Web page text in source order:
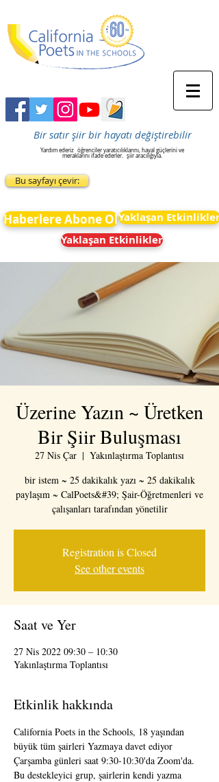
Bir satır şiir bir hayatı değiştirebilir
Yardım ederiz öğrenciler yaratıcılıklarını, hayal güçlerini ve
meraklarını ifade ederler. şiir aracılığıyla.
Bu sayfayı çevir:
Haberlere Abone OlYaklaşan Etkinlikler
Yaklaşan Etkinlikler
Üzerine Yazın ~ Üretken
Bir Şiir Buluşması
27 Nis Çar
  |
Yakınlaştırma Toplantısı
bir istem ~ 25 dakikalık yazı ~ 25 dakikalık
paylaşım ~ CalPoets&#39; Şair-Öğretmenleri ve
çalışanları tarafından yönetilir
Registration is Closed
See other events
Saat ve Yer
27 Nis 2022 09:30 – 10:30
Yakınlaştırma Toplantısı
Etkinlik hakkında
California Poets in the Schools, 18 yaşından
büyük tüm şairleri Yazmaya davet ediyor
Çarşamba günleri saat 9:30-10:30'da Zoom'da.
Bu destekleyici grup, şairlerin kendi yazma